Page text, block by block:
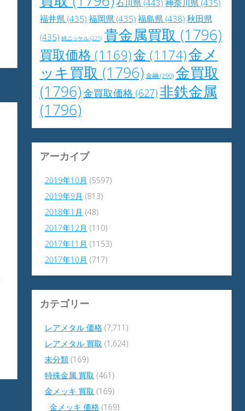
石川県 (443) 神奈川県 (435)
福井県 (435) 福岡県 (435) 福島県 (438) 秋田県
(435) 純ニッケル (225) 貴金属買取 (1796)
買取価格 (1169)金 (1174)金メ
ッキ買取 (1796) 金融(290) 金買取
(1796)金買取価格 (627)非鉄金属
(1796)
アーカイブ
2019年10月 (5597)
2019年9月 (813)
2018年1月 (48)
2017年12月 (110)
2017年11月 (1153)
2017年10月 (717)
カテゴリー
レアメタル 価格 (7,711)
レアメタル 買取 (1,624)
未分類 (169)
特殊金属 買取 (461)
金メッキ 買取 (169)
金メッキ 価格 (169)